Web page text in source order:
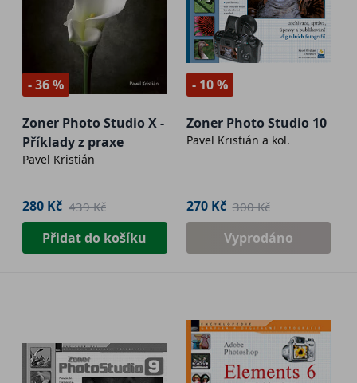
- 36 %
Zoner Photo Studio X -
Příklady z praxe
Pavel Kristián
280 Kč 439 Kč
Přidat do košíku
- 10 %
Zoner Photo Studio 10
Pavel Kristián a kol.
270 Kč 300 Kč
Vyprodáno